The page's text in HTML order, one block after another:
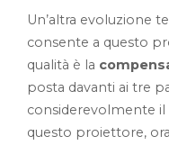
Un’altra evoluzione
consente a questo
qualità è la
posta davanti ai tre
considerevolmente
questo proiettore,